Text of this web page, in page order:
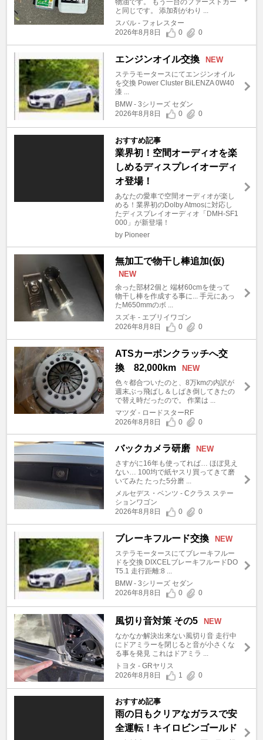
物油です。 もう一台のファーストカー
と同じです。 添加剤がわり ...
スバル - フォレスター
2026年8月8日
0 0
エンジンオイル交換 NEW
ステラモータースにてエンジンオイル
を交換 Power Cluster BiLENZA 0W40
漆 ...
BMW - 3シリーズ セダン
2026年8月8日
0 0
おすすめ記事
業界初！空間オーディオを楽
しめるディスプレイオーディ
オ登場！
あなたの愛車で空間オーディオが楽し
める！業界初のDolby Atmosに対応し
たディスプレイオーディオ「DMH-SF1
000」が新登場！
by Pioneer
無加工で物干し棒追加(仮)
NEW
余った部材2個と 端材60cmを使って
物干し棒を作成する事に... 手元にあっ
たM650mmのボ ...
スズキ - エブリイワゴン
2026年8月8日
0 0
ATSカーボンクラッチへ交
換 82,000km
NEW
色々都合ついたのと、8万kmの内訳が
週末ぶっ飛ばし＆しばき倒してきたの
で替え時だったので。 作業は ...
マツダ - ロードスターRF
2026年8月8日
0 0
バックカメラ研磨 NEW
さすがに16年も使ってれば… ほぼ見え
ない… 100均で紙ヤスリ買ってきて磨
いてみた たった5分磨 ...
メルセデス・ベンツ - Cクラス ステー
ションワゴン
2026年8月8日
0 0
ブレーキフルード交換 NEW
ステラモータースにてブレーキフルー
ドを交換 DIXCELブレーキフルードDO
T5.1 走行距離:8 ...
BMW - 3シリーズ セダン
2026年8月8日
0 0
風切り音対策 その5 NEW
なかなか解決出来ない風切り音 走行中
にドアミラーを閉じると音が小さくな
る事を発見 これはドアミラ ...
トヨタ - GRヤリス
2026年8月8日
1 0
おすすめ記事
雨の日もクリアなガラスで安
全運転！キイロビンゴールド